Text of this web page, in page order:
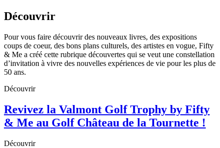
Découvrir
Pour vous faire découvrir des nouveaux livres, des expositions
coups de coeur, des bons plans culturels, des artistes en vogue, Fifty
& Me a créé cette rubrique découvertes qui se veut une constellation
d’invitation à vivre des nouvelles expériences de vie pour les plus de
50 ans.
Découvrir
Revivez la Valmont Golf Trophy by Fifty
& Me au Golf Château de la Tournette !
Découvrir